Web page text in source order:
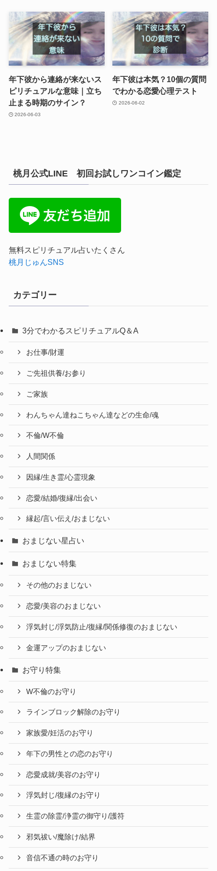
年下彼から連絡が来ないス
ピリチュアルな意味｜立ち
止まる時期のサイン？
2026-06-03
年下彼は本気？10個の質問
でわかる恋愛心理テスト
2026-06-02
桃月公式LINE 初回お試しワンコイン鑑定
無料スピリチュアル占いたくさん
桃月じゅんSNS
カテゴリー
3分でわかるスピリチュアルQ＆A
お仕事/財運
ご先祖供養/お参り
ご家族
わんちゃん達ねこちゃん達などの生命/魂
不倫/W不倫
人間関係
因縁/生き霊/心霊現象
恋愛/結婚/復縁/出会い
縁起/言い伝え/おまじない
おまじない星占い
おまじない特集
その他のおまじない
恋愛/美容のおまじない
浮気封じ/浮気防止/復縁/関係修復のおまじない
金運アップのおまじない
お守り特集
W不倫のお守り
ラインブロック解除のお守り
家族愛/妊活のお守り
年下の男性との恋のお守り
恋愛成就/美容のお守り
浮気封じ/復縁のお守り
生霊の除霊/浄霊の御守り/護符
邪気祓い/魔除け/結界
音信不通の時のお守り